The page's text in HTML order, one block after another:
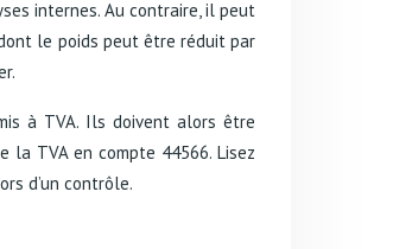
internes. Au contraire, il peut
le poids peut être réduit par
à TVA. Ils doivent alors être
la TVA en compte 44566. Lisez
d’un contrôle.